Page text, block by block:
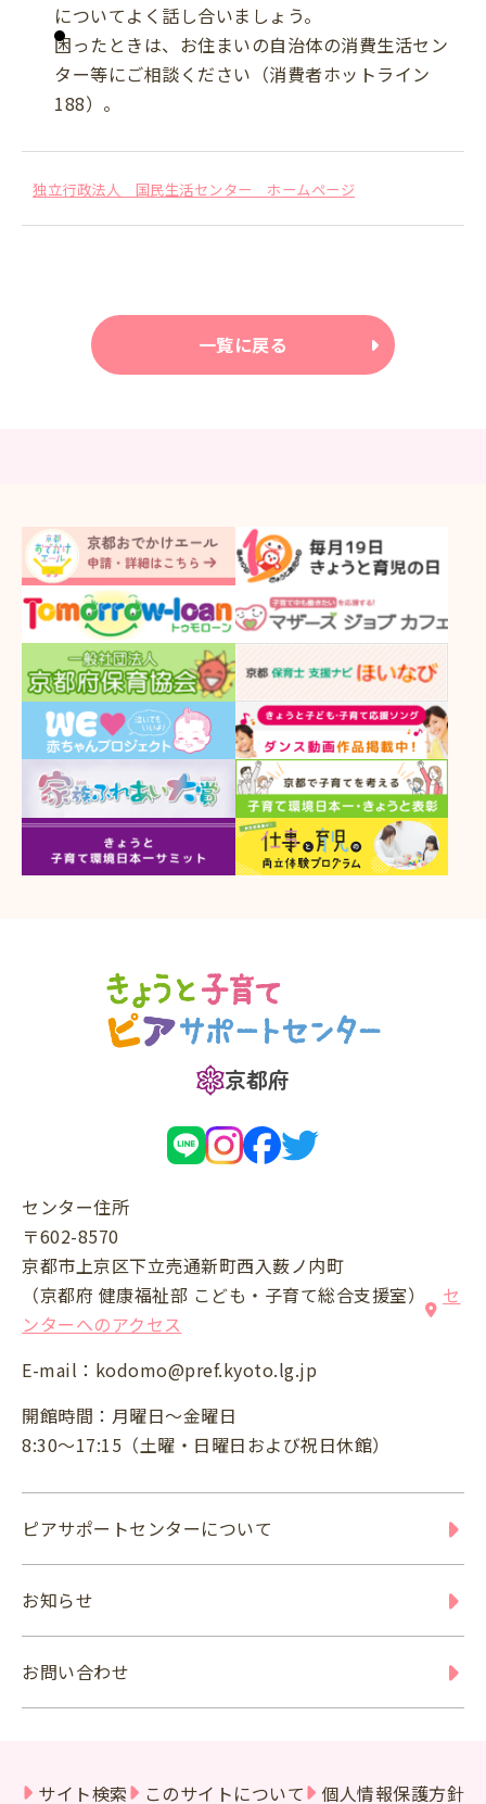
についてよく話し合いましょう。
困ったときは、お住まいの自治体の消費生活セン
ター等にご相談ください（消費者ホットライン
188）。
独立行政法人 国民生活センター ホームページ
一覧に戻る
京都府
センター住所
〒602-8570
京都市上京区下立売通新町西入薮ノ内町
（京都府 健康福祉部 こども・子育て総合支援室）
セ
ンターへのアクセス
E-mail： kodomo@pref.kyoto.lg.jp
開館時間：月曜日～金曜日
8:30～17:15（土曜・日曜日および祝日休館）
ピアサポートセンターについて
お知らせ
お問い合わせ
サイト検索 このサイトについて 個人情報保護方針